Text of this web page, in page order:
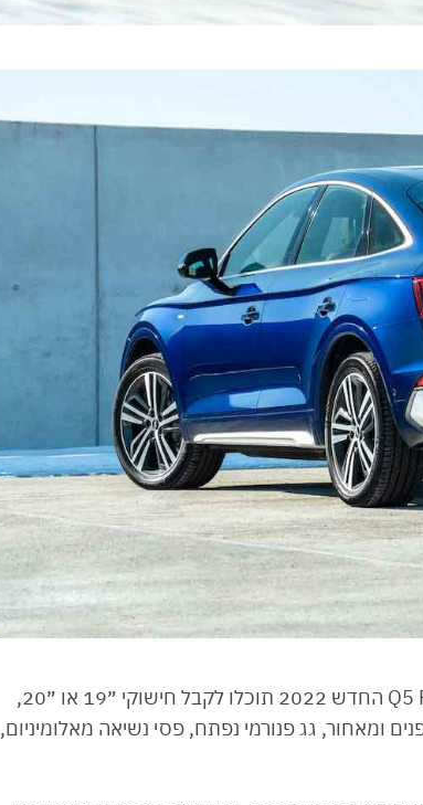
בין שאר האבזורים בגרסאות השונות של אאודי Q5 PHEV החדש 2022 תוכלו לקבל חישוקי ״19 או ״20,
ומאחור, גג פנורמי נפתח, פסי נשיאה מאלומיניום,